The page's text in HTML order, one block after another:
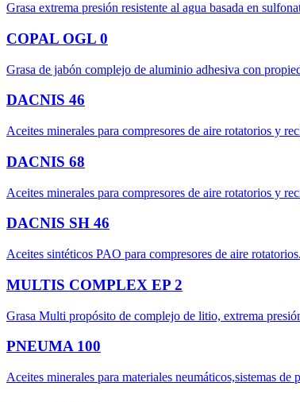
Grasa extrema presión resistente al agua basada en
COPAL OGL 0
Grasa de jabón complejo de aluminio adhesiva con
DACNIS 46
Aceites minerales para compresores de aire rotatorios y
DACNIS 68
Aceites minerales para compresores de aire rotatorios y
DACNIS SH 46
Aceites sintéticos PAO para compresores de aire rotatorios.
MULTIS COMPLEX EP 2
Grasa Multi propósito de complejo de litio, extrema
PNEUMA 100
Aceites minerales para materiales neumáticos,sistemas